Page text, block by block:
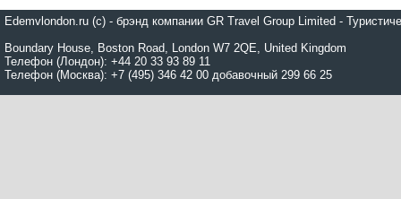
Edemvlondon.ru (c) - брэнд компании GR Travel Group Limited -
Boundary House, Boston Road, London W7 2QE, United Kingdom
Телефон (Лондон): +44 20 33 93 89 11
Телефон (Москва): +7 (495) 346 42 00 добавочный 299 66 25